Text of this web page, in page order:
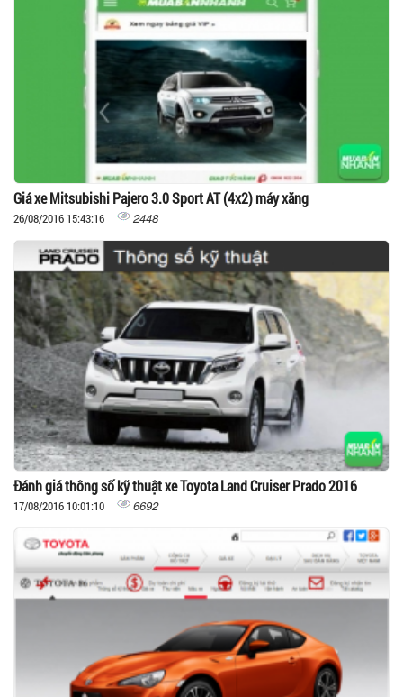
Giá xe Mitsubishi Pajero 3.0 Sport AT (4x2) máy xăng
26/08/2016 15:43:16 2448
Đánh giá thông số kỹ thuật xe Toyota Land Cruiser Prado 2016
17/08/2016 10:01:10 6692